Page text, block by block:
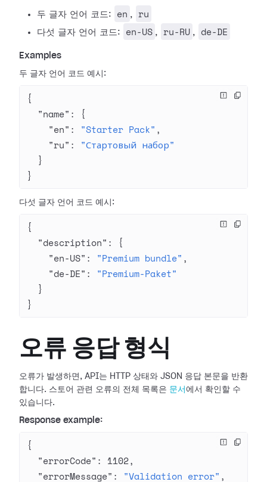
두 글자 언어 코드: en , ru
다섯 글자 언어 코드: en-US , ru-RU , de-DE
Examples
두 글자 언어 코드 예시:
{
  "name"
: {
    "en"
: "Starter Pack" ,
    "ru"
: "Стартовый набор"
  }
}
다섯 글자 언어 코드 예시:
{
  "description"
: {
    "en-US"
: "Premium bundle" ,
    "de-DE"
: "Premium-Paket"
  }
}
오류 응답 형식
오류가 발생하면, API는 HTTP 상태와 JSON 응답 본문을 반환
합니다. 스토어 관련 오류의 전체 목록은 문서 에서 확인할 수
있습니다.
Response example:
{
  "errorCode"
: 1102,
  "errorMessage"
: "Validation error" ,